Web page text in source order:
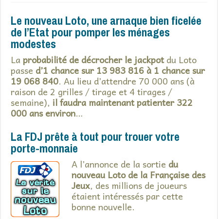
Le nouveau Loto, une arnaque bien ficelée
de l’Etat pour pomper les ménages
modestes
Laprobabilité de décrocher le jackpotdu Loto
passe d’1 chance sur 13 983 816 à 1 chance sur
19 068 840. Au lieu d’attendre 70 000 ans (à
raison de 2 grilles / tirage et 4 tirages /
semaine), il faudra maintenant patienter 322
000 ans environ…
La FDJ prête à tout pour trouer votre
porte-monnaie
A l’annonce de la sortie du
nouveau Loto de la Française des
Jeux, des millions de joueurs
étaient intéressés par cette
bonne nouvelle.